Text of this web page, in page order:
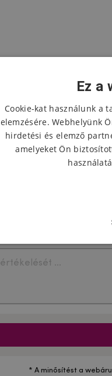
* A minősítést a
Ez a
Cookie-kat használunk a
elemzésére. Webhelyünk
hirdetési és elemző
amelyeket Ön